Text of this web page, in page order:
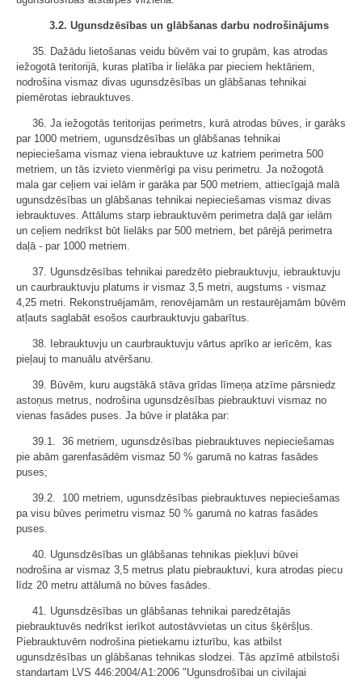
3.2. Ugunsdzēsības un glābšanas darbu nodrošinājums
35. Dažādu lietošanas veidu būvēm vai to grupām, kas atrodas
iežogotā teritorijā, kuras platība ir lielāka par pieciem hektāriem,
nodrošina vismaz divas ugunsdzēsības un glābšanas tehnikai
piemērotas iebrauktuves.
36. Ja iežogotās teritorijas perimetrs, kurā atrodas būves, ir garāks
par 1000 metriem, ugunsdzēsības un glābšanas tehnikai
nepieciešama vismaz viena iebrauktuve uz katriem perimetra 500
metriem, un tās izvieto vienmērīgi pa visu perimetru. Ja nožogotā
mala gar ceļiem vai ielām ir garāka par 500 metriem, attiecīgajā malā
ugunsdzēsības un glābšanas tehnikai nepieciešamas vismaz divas
iebrauktuves. Attālums starp iebrauktuvēm perimetra daļā gar ielām
un ceļiem nedrīkst būt lielāks par 500 metriem, bet pārējā perimetra
daļā - par 1000 metriem.
37. Ugunsdzēsības tehnikai paredzēto piebrauktuvju, iebrauktuvju
un caurbrauktuvju platums ir vismaz 3,5 metri, augstums - vismaz
4,25 metri. Rekonstruējamām, renovējamām un restaurējamām būvēm
atļauts saglabāt esošos caurbrauktuvju gabarītus.
38. Iebrauktuvju un caurbrauktuvju vārtus aprīko ar ierīcēm, kas
pieļauj to manuālu atvēršanu.
39. Būvēm, kuru augstākā stāva grīdas līmeņa atzīme pārsniedz
astoņus metrus, nodrošina ugunsdzēsības piebrauktuvi vismaz no
vienas fasādes puses. Ja būve ir platāka par:
39.1. 36 metriem, ugunsdzēsības piebrauktuves nepieciešamas
pie abām garenfasādēm vismaz 50 % garumā no katras fasādes
puses;
39.2. 100 metriem, ugunsdzēsības piebrauktuves nepieciešamas
pa visu būves perimetru vismaz 50 % garumā no katras fasādes
puses.
40. Ugunsdzēsības un glābšanas tehnikas piekļuvi būvei
nodrošina ar vismaz 3,5 metrus platu piebrauktuvi, kura atrodas piecu
līdz 20 metru attālumā no būves fasādes.
41. Ugunsdzēsības un glābšanas tehnikai paredzētajās
piebrauktuvēs nedrīkst ierīkot autostāvvietas un citus šķēršļus.
Piebrauktuvēm nodrošina pietiekamu izturību, kas atbilst
ugunsdzēsības un glābšanas tehnikas slodzei. Tās apzīmē atbilstoši
standartam LVS 446:2004/A1:2006 "Ugunsdrošībai un civilajai